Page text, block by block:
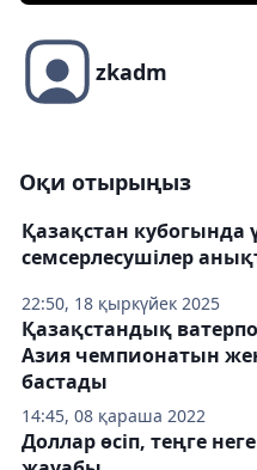
zkadm
Оқи отырыңыз
22:50, 18 қыркүйек 2025
Қазақстан кубогында
семсерлесушілер
14:45, 08 қараша 2022
Қазақстандық
Азия чемпионатын
бастады
Доллар өсіп, теңге неге